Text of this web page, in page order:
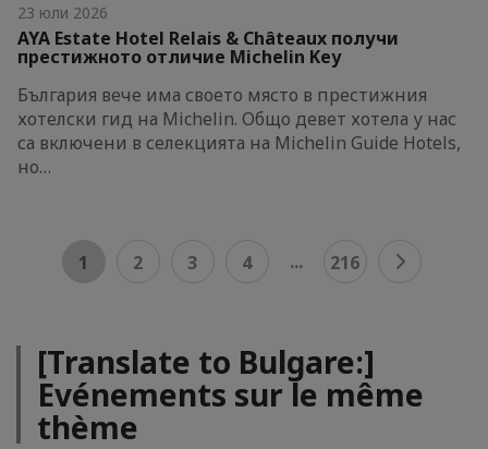
23 юли 2026
AYA Estate Hotel Relais & Châteaux получи
престижното отличие Michelin Key
България вече има своето място в престижния
хотелски гид на Michelin. Общо девет хотела у нас
са включени в селекцията на Michelin Guide Hotels,
но…
1 2 3 4 ... 216
[Translate to Bulgare:]
Evénements sur le même
thème